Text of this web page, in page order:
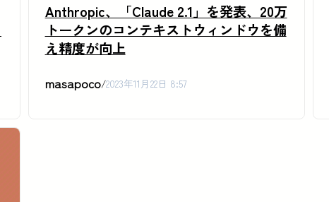
Anthropic、「Claude 2.1」を発表、20万
トークンのコンテキストウィンドウを備
え精度が向上
masapoco/2023年11月22日 8:57